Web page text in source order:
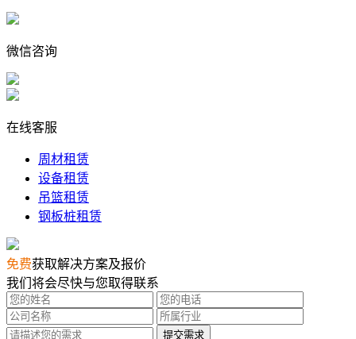
微信咨询
在线客服
周材租赁
设备租赁
吊篮租赁
钢板桩租赁
免费获取解决方案及报价
我们将会尽快与您取得联系
提交需求